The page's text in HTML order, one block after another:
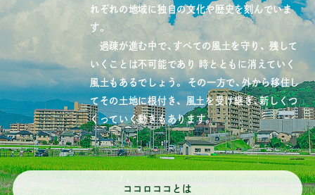
れぞれの地域に独自の文化や歴史を刻んでいま
す。
過疎が進む中で、すべての風土を守り、
残して
いくことは不可能であり
時とともに消えていく
風土もあるでしょう。 その一方で、外から移住し
てその土地に根付き、 風土を受け継ぎ、新しくつ
くっていく動きもあります。
ココロココとは